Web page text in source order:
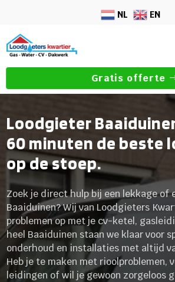
NL EN
Gratis offerte
Loodgieter
60 minuten de beste
op de stoep.
Zoek je direct hulp bij een lekkage of
Baaiduinen? Wij van Loodgieters
problemen op met je cv-ketel,
heel Baaiduinen staan we klaar voor
onderhoud en installaties met altijd
Heb je te maken met rioolproblemen,
leidingen of wil je gewoon zorgeloos